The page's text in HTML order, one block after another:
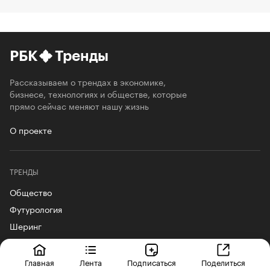
РБК Тренды
Рассказываем о трендах в экономике,
бизнесе, технологиях и обществе, которые
прямо сейчас меняют нашу жизнь
О проекте
ТРЕНДЫ
Общество
Футурология
Шеринг
Индустрия 4.0
Образование
Главная Лента Подписаться Поделиться